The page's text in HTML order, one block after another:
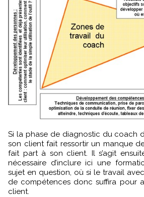
Si la phase de diagnostic du coach dans son travail avec
son client fait ressortir un manque
fait part à son client. Il s’agit
nécessaire d’inclure ici une
sujet en question, où si le travail
de compétences donc suffira pour
client.